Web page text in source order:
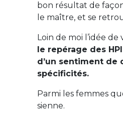
bon résultat de
le maître, et se
Loin de moi l’idée
le repérage des
d’un sentiment de
spécificités.
Parmi les femmes
sienne.